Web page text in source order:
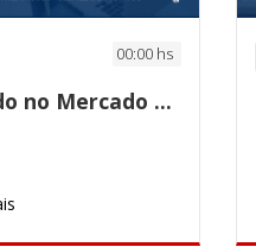
00:00 hs
Investindo no Mercado Financeiro